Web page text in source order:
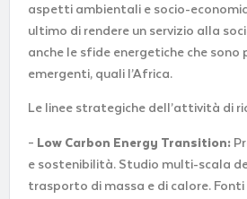
aspetti ambientali e socio-
ultimo di rendere un servizio alla
anche le sfide energetiche che sono
emergenti, quali l’Africa.
Le linee strategiche dell’attività di
– Low Carbon Energy Transition:
e sostenibilità. Studio multi-scala
trasporto di massa e di calore. Fonti